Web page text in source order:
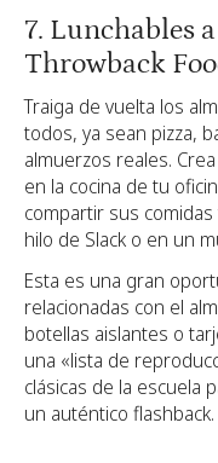
7. Lunchables
Throwback
Traiga de vuelta los
todos, ya sean pizza,
almuerzos reales.
en la cocina de tu
compartir sus
hilo de Slack o en un
Esta es una gran
relacionadas con el
botellas aislantes o
una «lista de
clásicas de la escuela
un auténtico flashback.